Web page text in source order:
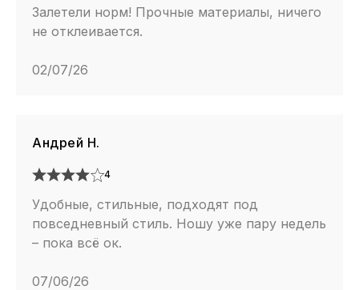
Залетели норм! Прочные материалы, ничего
не отклеивается.
02/07/26
Андрей Н.
4
Удобные, стильные, подходят под
повседневный стиль. Ношу уже пару недель
– пока всё ок.
07/06/26